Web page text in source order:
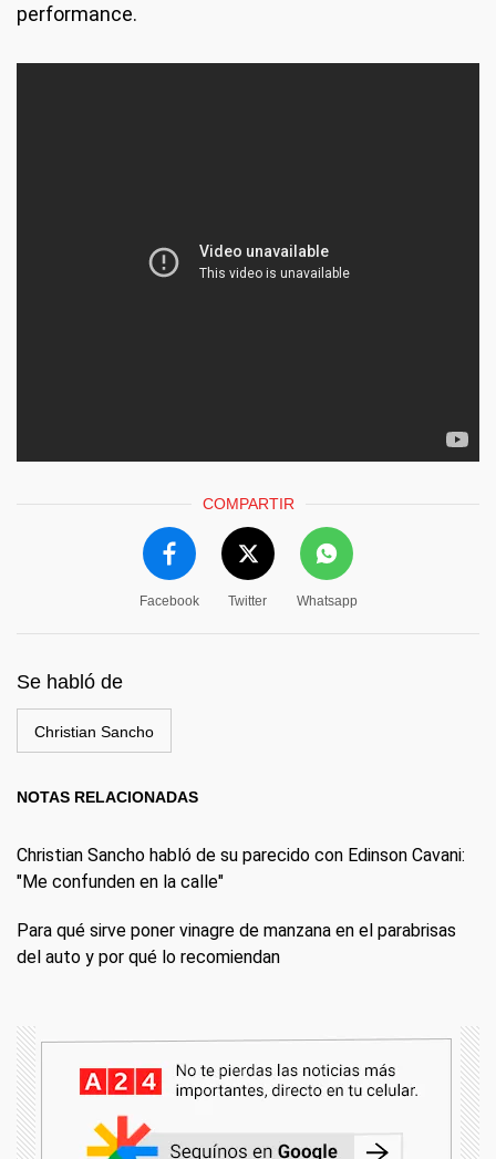
performance.
COMPARTIR
Facebook Twitter Whatsapp
Se habló de
Christian Sancho
NOTAS RELACIONADAS
Christian Sancho habló de su parecido con Edinson Cavani:
"Me confunden en la calle"
Para qué sirve poner vinagre de manzana en el parabrisas
del auto y por qué lo recomiendan